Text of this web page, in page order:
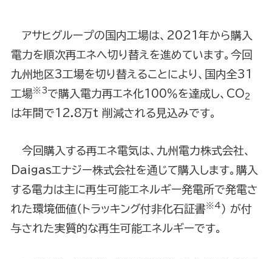
アサヒグループの国内工場は、2021年から購入
電力を順次再エネへ切り替えを進めています。今回
九州地区3工場を切り替えることにより、国内全31
工場※3で購入電力再エネ化100％を達成し、CO2
は年間で12.8万t 削減される見込みです。
今回購入する再エネ電気は、九州電力株式会社、
Daigasエナジー株式会社を通じて購入します。購入
する電力は主に再生可能エネルギー発電所で発電さ
れた環境価値（トラッキング付非化石証書※4 ） が付
与された実質的な再生可能エネルギーです。